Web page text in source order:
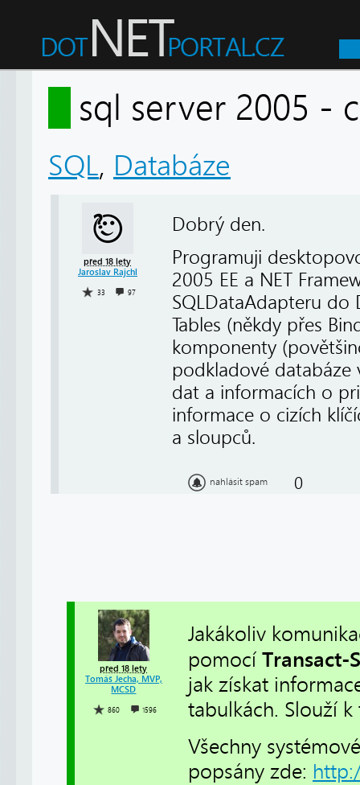
sql server 2005
SQL, Databáze
před 18 lety
Jaroslav Rajchl
33 97
Dobrý den.
Programuji
2005 EE a NET
SQLDataAdapteru do
Tables (někdy přes
komponenty
podkladové databáze
dat a informacích o
informace o cizích
a sloupců.
nahlásit spam 0
před 18 lety
Tomáš Jecha, MVP,
MCSD
860 1596
Jakákoliv
pomocí Transact-
jak získat
tabulkách. Slouží
Všechny
popsány zde: